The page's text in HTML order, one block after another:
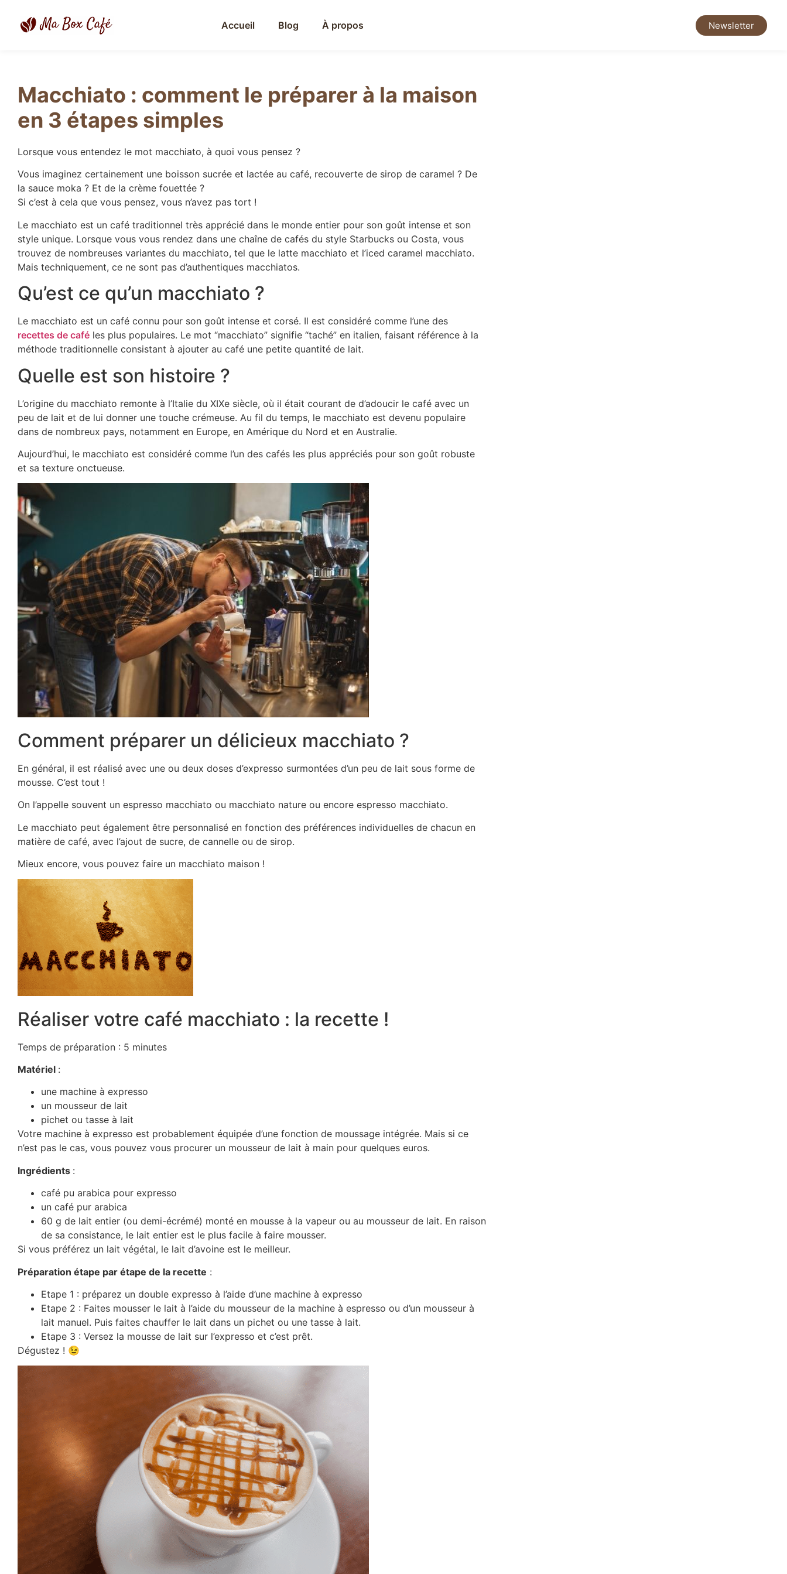
Accueil Blog À propos Newsletter
Macchiato : comment le préparer à la maison
en 3 étapes simples
Lorsque vous entendez le mot macchiato, à quoi vous pensez ?
Vous imaginez certainement une boisson sucrée et lactée au café, recouverte de sirop de caramel ? De
la sauce moka ? Et de la crème fouettée ?
Si c’est à cela que vous pensez, vous n’avez pas tort !
Le macchiato est un café traditionnel très apprécié dans le monde entier pour son goût intense et son
style unique. Lorsque vous vous rendez dans une chaîne de cafés du style Starbucks ou Costa, vous
trouvez de nombreuses variantes du macchiato, tel que le latte macchiato et l’iced caramel macchiato.
Mais techniquement, ce ne sont pas d’authentiques macchiatos.
Qu’est ce qu’un macchiato ?
Le macchiato est un café connu pour son goût intense et corsé. Il est considéré comme l’une des
recettes de café les plus populaires. Le mot “macchiato” signifie “taché” en italien, faisant référence à la
méthode traditionnelle consistant à ajouter au café une petite quantité de lait.
Quelle est son histoire ?
L’origine du macchiato remonte à l’Italie du XIXe siècle, où il était courant de d’adoucir le café avec un
peu de lait et de lui donner une touche crémeuse. Au fil du temps, le macchiato est devenu populaire
dans de nombreux pays, notamment en Europe, en Amérique du Nord et en Australie.
Aujourd’hui, le macchiato est considéré comme l’un des cafés les plus appréciés pour son goût robuste
et sa texture onctueuse.
Comment préparer un délicieux macchiato ?
En général, il est réalisé avec une ou deux doses d’expresso surmontées d’un peu de lait sous forme de
mousse. C’est tout !
On l’appelle souvent un espresso macchiato ou macchiato nature ou encore espresso macchiato.
Le macchiato peut également être personnalisé en fonction des préférences individuelles de chacun en
matière de café, avec l’ajout de sucre, de cannelle ou de sirop.
Mieux encore, vous pouvez faire un macchiato maison !
Réaliser votre café macchiato : la recette !
Temps de préparation : 5 minutes
Matériel :
une machine à expresso
un mousseur de lait
pichet ou tasse à lait
Votre machine à expresso est probablement équipée d’une fonction de moussage intégrée. Mais si ce
n’est pas le cas, vous pouvez vous procurer un mousseur de lait à main pour quelques euros.
Ingrédients :
café pu arabica pour expresso
un café pur arabica
60 g de lait entier (ou demi-écrémé) monté en mousse à la vapeur ou au mousseur de lait. En raison
de sa consistance, le lait entier est le plus facile à faire mousser.
Si vous préférez un lait végétal, le lait d’avoine est le meilleur.
Préparation étape par étape de la recette :
Etape 1 : préparez un double expresso à l’aide d’une machine à expresso
Etape 2 : Faites mousser le lait à l’aide du mousseur de la machine à espresso ou d’un mousseur à
lait manuel. Puis faites chauffer le lait dans un pichet ou une tasse à lait.
Etape 3 : Versez la mousse de lait sur l’expresso et c’est prêt.
Dégustez ! 😉